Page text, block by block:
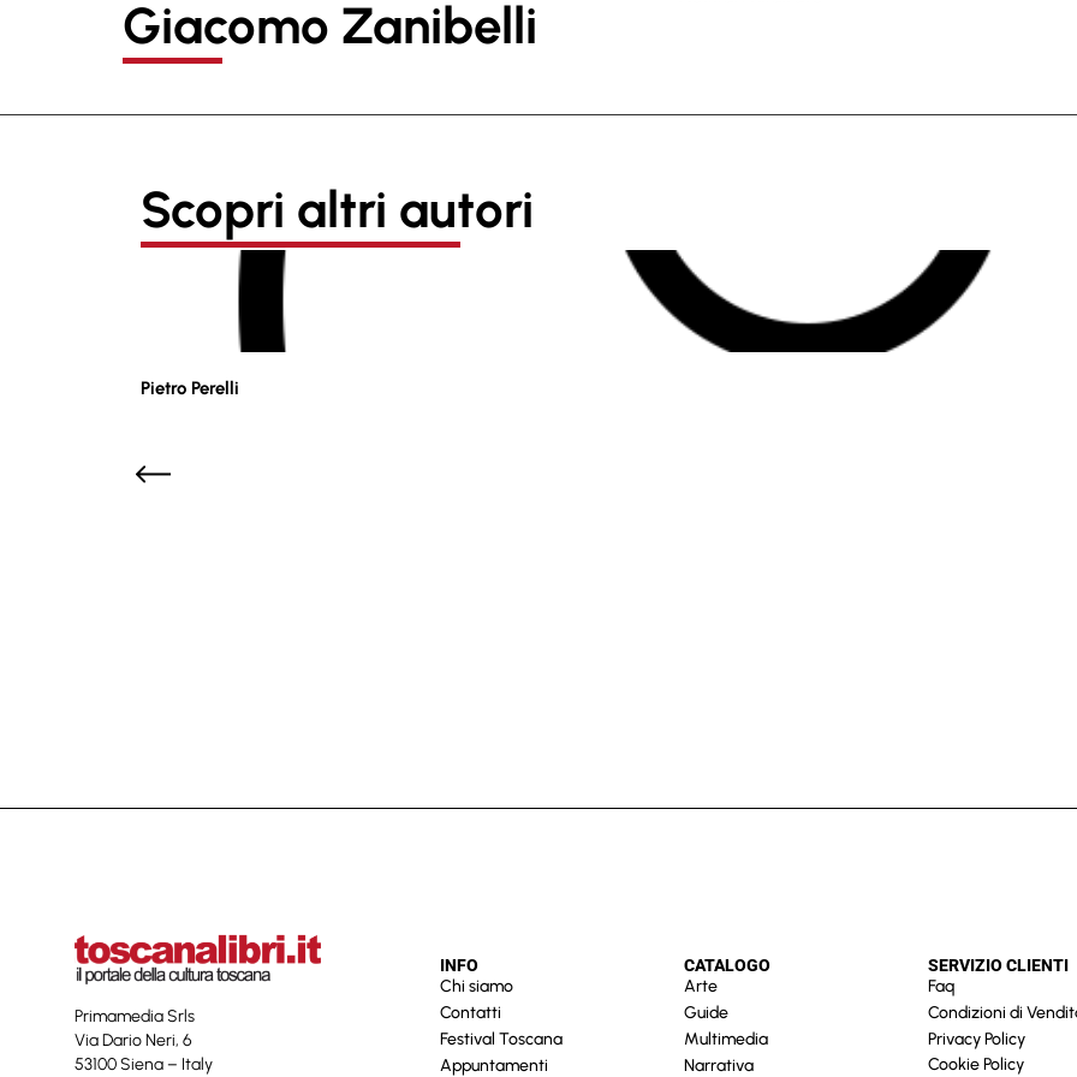
Giacomo Zanibelli
Scopri altri autori
Pietro Perelli
Primamedia Srls
Via Dario Neri, 6
53100 Siena – Italy
INFO
Chi siamo
Contatti
Festival Toscana
Appuntamenti
CATALOGO
Arte
Guide
Multimedia
Narrativa
SERVIZIO CLIENTI
Faq
Condizioni di
Privacy Policy
Cookie Policy